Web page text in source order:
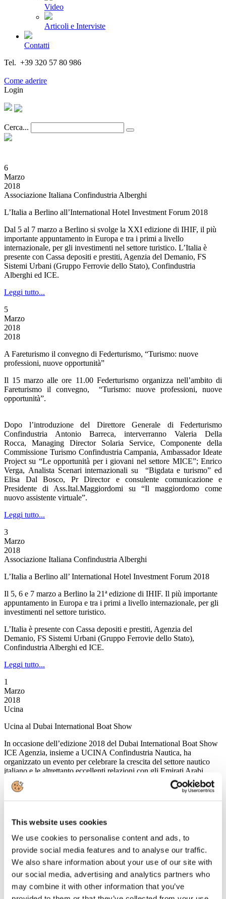
This website uses cookies
We use cookies to personalise content and ads, to
provide social media features and to analyse our traffic.
We also share information about your use of our site with
our social media, advertising and analytics partners who
may combine it with other information that you’ve
Video
Articoli e Interviste
Contatti
Tel. +39 320 57 80 986
Come aderire
Login
Cerca...
6
Marzo
2018
Associazione Italiana Confindustria Alberghi
L’Italia a Berlino all’International Hotel Investment Forum 2018
Dal 5 al 7 marzo a Berlino si svolge la XXI edizione di IHIF, il più
importante appuntamento in Europa e tra i primi a livello
internazionale, per gli investimenti nel settore turistico. L’Italia è
presente con Cassa depositi e prestiti, Agenzia del Demanio, FS
Sistemi Urbani (Gruppo Ferrovie dello Stato), Confindustria
Alberghi ed ICE.
Leggi tutto...
5
Marzo
2018
2018
A Fareturismo il convegno di Federturismo, “Turismo: nuove
professioni, nuove opportunità”
Il 15 marzo alle ore 11.00 Federturismo organizza nell’ambito di
Fareturismo il convegno, “Turismo: nuove professioni, nuove
opportunità”.
Dopo l’introduzione del Direttore Generale di Federturismo
Confindustria Antonio Barreca, interverranno Valeria Della
Rocca, Managing Director Solaria Service, Componente della
Commissione Turismo Confindustria Campania, Ambassador Ideate
Project su “Le opportunità per i giovani nel settore MICE”; Enrico
Verga, Analista Scenari internazionali su “Bigdata e turismo” ed
Elisa Dal Bosco, Pr Director e consulente comunicazione e
Presidente di Ass.Ital.Maggiordomi su “Il maggiordomo come
nuovo assistente virtuale”.
Leggi tutto...
3
Marzo
2018
Associazione Italiana Confindustria Alberghi
L’Italia a Berlino all’ International Hotel Investment Forum 2018
Il 5, 6 e 7 marzo a Berlino la 21ª edizione di IHIF. Il più importante
appuntamento in Europa e tra i primi a livello internazionale, per gli
investimenti nel settore turistico.
L’Italia è presente con Cassa depositi e prestiti, Agenzia del
Demanio, FS Sistemi Urbani (Gruppo Ferrovie dello Stato),
Confindustria Alberghi ed ICE.
Leggi tutto...
1
Marzo
2018
Ucina
Ucina al Dubai International Boat Show
In occasione dell’edizione 2018 del Dubai International Boat Show
ICE Agenzia, insieme a UCINA Confindustria Nautica, ha
organizzato un evento per celebrare la crescita del settore nautico
italiano e le altrettanto eccellenti relazioni con gli Emirati Arabi
Uniti.
Febbraio
2018
In Italia previsto un +8,6% per il settore crociere
Secondo il rapporto “Speciale Crociere”, pubblicato dalla società di